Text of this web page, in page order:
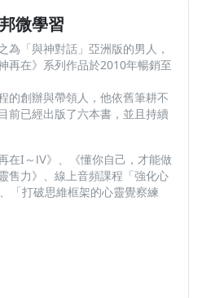
重要事物
你的力量
維在人生面向的運用實
所需
少？
或其他合於營業登記項目或章程
微學習
為「與神對話」亞洲版的男人，
再在》系列作品於2010年暢銷至
的創辦與帶領人，他依舊筆耕不
前已經出版了六本書，並且持續
在I～Ⅳ》、《懂你自己，才能做
售力》、線上音頻課程「強化心
「打破思維框架的心靈覺察練